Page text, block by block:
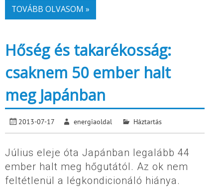
TOVÁBB OLVASOM »
Hőség és takarékosság:
csaknem 50 ember halt
meg Japánban
2013-07-17 energiaoldal Háztartás
Július eleje óta Japánban legalább 44
ember halt meg hőgutától. Az ok nem
feltétlenül a légkondicionáló hiánya.